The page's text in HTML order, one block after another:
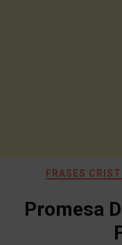
FRASES
Promesa